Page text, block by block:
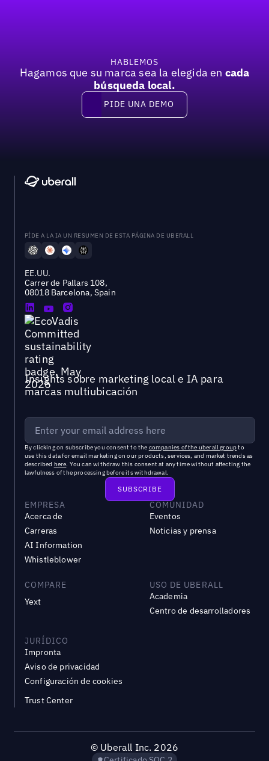
HABLEMOS
Hagamos que su marca sea la elegida en cada
búsqueda local.
Pide una demo
PIDE UNA DEMO
PÍDE A LA IA UN RESUMEN DE ESTA PÁGINA DE UBERALL
EE.UU.
Carrer de Pallars 108,
08018 Barcelona, Spain
Insights sobre marketing local e IA para
marcas multiubicación
By clicking on subscribe you consent to the companies of the uberall groupto
use this data for email marketing on our products, services, and market trends as
described here. You can withdraw this consent at any time without affecting the
lawfulness of the processing before its withdrawal.
EMPRESA
Acerca de
Carreras
AI Information
Whistleblower
COMUNIDAD
Eventos
Noticias y prensa
COMPARE
Yext
USO DE UBERALL
Academia
Centro de desarrolladores
JURÍDICO
Impronta
Aviso de privacidad
Configuración de cookies
Trust Center
© Uberall Inc. 2026